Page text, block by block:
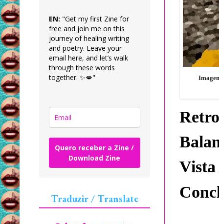
Vista
EN: "Get my first Zine for
free and join me on this
journey of healing writing
and poetry. Leave your
email here, and let’s walk
through these words
together. ✨💋"
Quero receber a Zine /
Download Zine
Traduzir / Translate